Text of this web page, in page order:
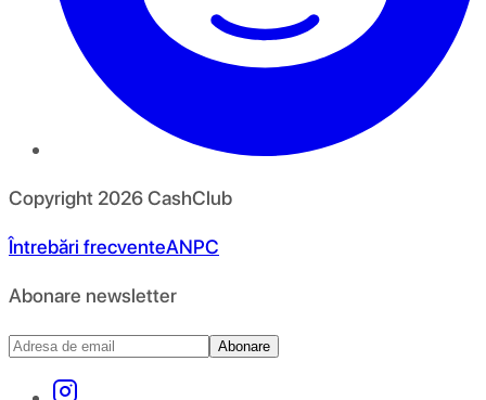
Copyright 2026CashClub
Întrebări frecventeANPC
Abonare newsletter
Abonare